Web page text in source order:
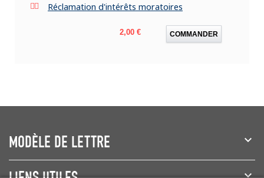
Réclamation d'intérêts moratoires
Prix
2,00 € COMMANDER
MODÈLE DE LETTRE